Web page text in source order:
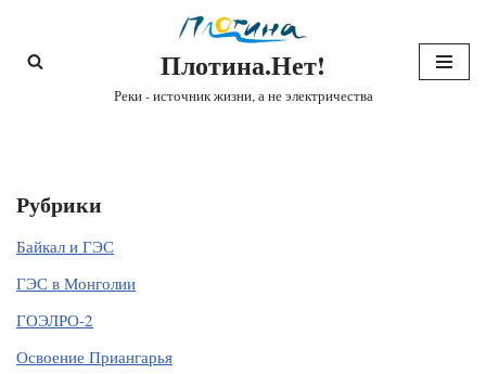
Перейти
Плотина.Нет!
Реки - источник жизни, а не электричества
Рубрики
Байкал и ГЭС
ГЭС в Монголии
ГОЭЛРО-2
Освоение Приангарья